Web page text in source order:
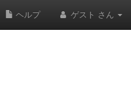
ヘルプ ゲスト さん